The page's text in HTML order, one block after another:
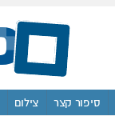
סיפור קצר צילום